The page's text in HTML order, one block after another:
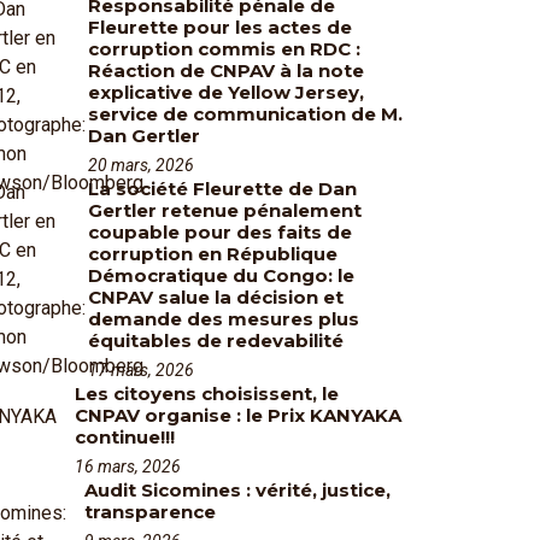
Responsabilité pénale de
Fleurette pour les actes de
corruption commis en RDC :
Réaction de CNPAV à la note
explicative de Yellow Jersey,
service de communication de M.
Dan Gertler
20 mars, 2026
La société Fleurette de Dan
Gertler retenue pénalement
coupable pour des faits de
corruption en République
Démocratique du Congo: le
CNPAV salue la décision et
demande des mesures plus
équitables de redevabilité
17 mars, 2026
Les citoyens choisissent, le
CNPAV organise : le Prix KANYAKA
continue!!!
16 mars, 2026
Audit Sicomines : vérité, justice,
transparence